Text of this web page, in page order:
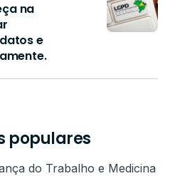
na
e
populares
do Trabalho e Medicina